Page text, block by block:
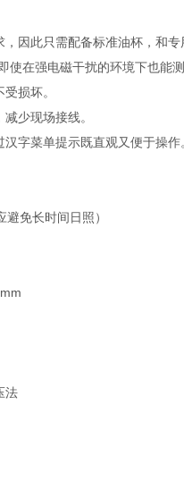
因此只需配备标准油杯，和专
在强电磁干扰的环境下也能测
损坏。
少现场接线。
字菜单提示既直观又便于操作
免长时间日照）
法